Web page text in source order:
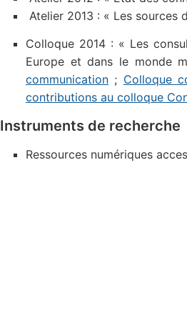
Atelier 2013 : « Les sources
Colloque 2014 : « Les
Europe et dans le monde
communication ; Colloque
contributions au colloque
Instruments de recherche
Ressources numériques